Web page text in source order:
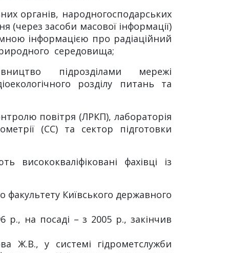
органів, народногосподарських
(через засоби масової інформації)
інформацією про радіаційний
середовища;
підрозділами мережі
розділу питань та
повітря (ЛРКП), лабораторія
(СС) та сектор підготовки
висококваліфіковані фахівці із
Київського державного
на посаді – з 2005 р., закінчив
Ж.В., у системі гідрометслужби